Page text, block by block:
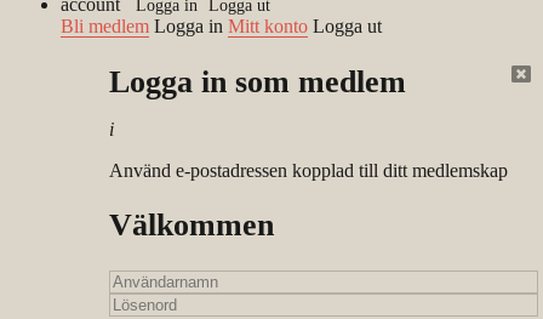
account
Logga in Logga ut
Bli medlem Logga in Mitt konto Logga ut
Logga in som medlem
i
Använd e-postadressen kopplad till ditt medlemskap
Välkommen
23 Feb - 23 Feb 2021
09:00 - 10:30
Avtalsrätt
KATEGORI